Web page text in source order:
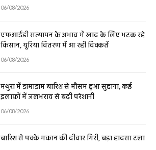
06/08/2026
एफआईडी सत्यापन के अभाव में खाद के लिए भटक रहे
किसान, यूरिया वितरण में आ रही दिक्कतें
06/08/2026
मथुरा में झमाझम बारिश से मौसम हुआ सुहाना, कई
इलाकों में जलभराव से बढ़ी परेशानी
06/08/2026
बारिश से पक्के मकान की दीवार गिरी, बड़ा हादसा टला